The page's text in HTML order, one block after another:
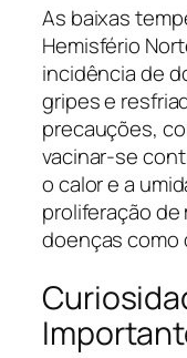
As baixas
Hemisfério
incidência de
gripes e
precauções,
vacinar-se
o calor e a
proliferação
doenças como